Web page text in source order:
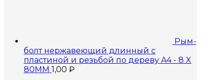
Рым-
болт нержавеющий длинный с
пластиной и резьбой по дереву A4 - 8 X
80MM 1,00 ₽